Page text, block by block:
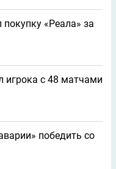
«Реала» за
игрока с 48 матчами
победить со